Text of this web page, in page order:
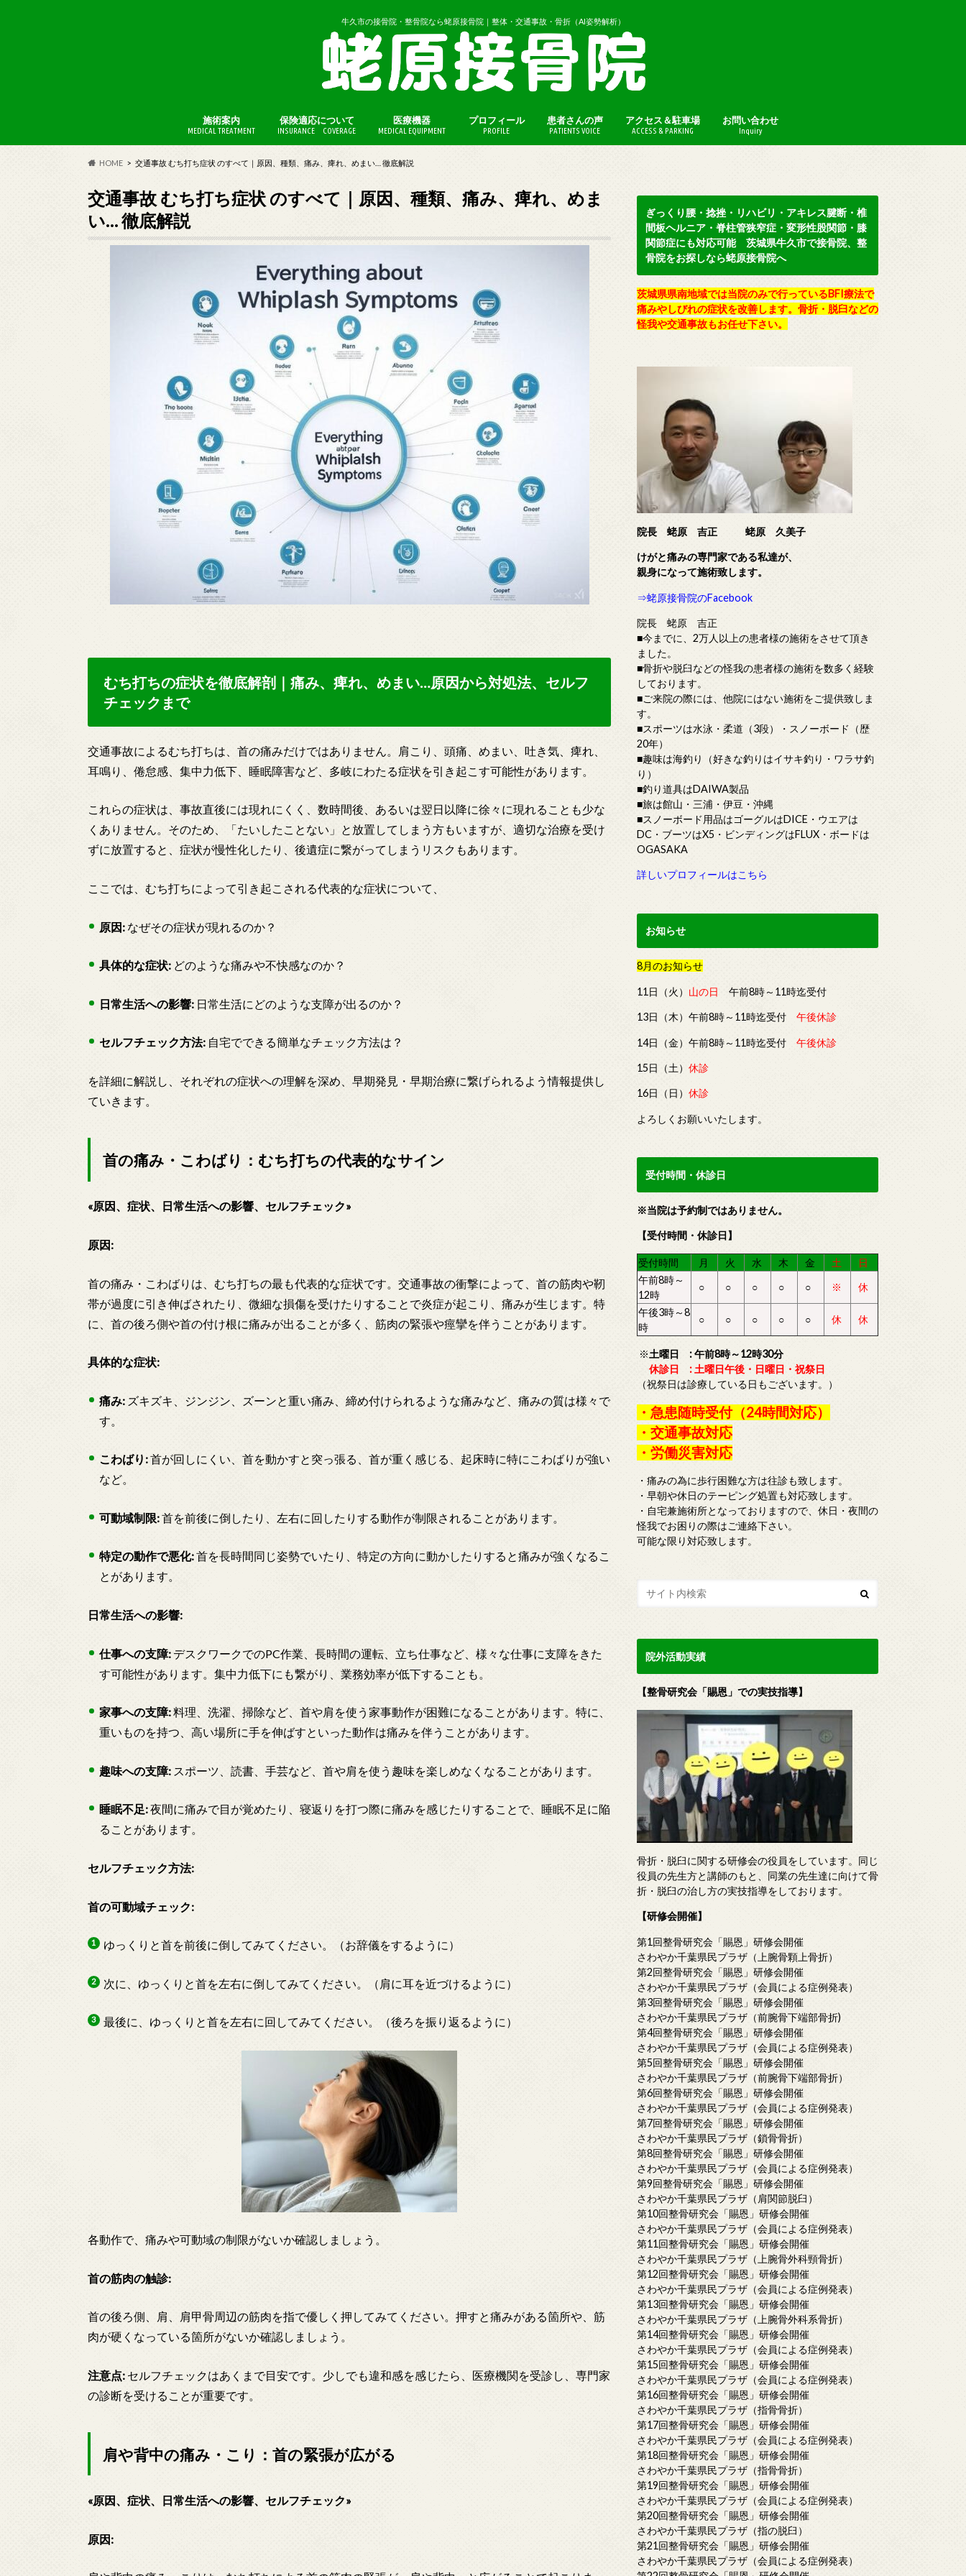
牛久市の接骨院・整骨院なら蛯原接骨院｜整体・交通事故・骨折（AI姿勢解析）
施術案内
MEDICAL TREATMENT
保険適応について
INSURANCE COVERAGE
医療機器
MEDICAL EQUIPMENT
プロフィール
PROFILE
患者さんの声
PATIENTS VOICE
アクセス＆駐車場
ACCESS & PARKING
お問い合わせ
Inquiry
HOME 交通事故 むち打ち症状 のすべて｜原因、種類、痛み、痺れ、めまい… 徹底解説
交通事故 むち打ち症状 のすべて｜原因、種類、痛み、痺れ、めま
い… 徹底解説
むち打ちの症状を徹底解剖｜痛み、痺れ、めまい…原因から対処法、セルフ
チェックまで
交通事故によるむち打ちは、首の痛みだけではありません。肩こり、頭痛、めまい、吐き気、痺れ、
耳鳴り、倦怠感、集中力低下、睡眠障害など、多岐にわたる症状を引き起こす可能性があります。
これらの症状は、事故直後には現れにくく、数時間後、あるいは翌日以降に徐々に現れることも少な
くありません。そのため、「たいしたことない」と放置してしまう方もいますが、適切な治療を受け
ずに放置すると、症状が慢性化したり、後遺症に繋がってしまうリスクもあります。
ここでは、むち打ちによって引き起こされる代表的な症状について、
原因: なぜその症状が現れるのか？
具体的な症状: どのような痛みや不快感なのか？
日常生活への影響: 日常生活にどのような支障が出るのか？
セルフチェック方法: 自宅でできる簡単なチェック方法は？
を詳細に解説し、それぞれの症状への理解を深め、早期発見・早期治療に繋げられるよう情報提供し
ていきます。
首の痛み・こわばり：むち打ちの代表的なサイン
«原因、症状、日常生活への影響、セルフチェック»
原因:
首の痛み・こわばりは、むち打ちの最も代表的な症状です。交通事故の衝撃によって、首の筋肉や靭
帯が過度に引き伸ばされたり、微細な損傷を受けたりすることで炎症が起こり、痛みが生じます。特
に、首の後ろ側や首の付け根に痛みが出ることが多く、筋肉の緊張や痙攣を伴うことがあります。
具体的な症状:
痛み: ズキズキ、ジンジン、ズーンと重い痛み、締め付けられるような痛みなど、痛みの質は様々で
す。
こわばり:首が回しにくい、首を動かすと突っ張る、首が重く感じる、起床時に特にこわばりが強い
など。
可動域制限:首を前後に倒したり、左右に回したりする動作が制限されることがあります。
特定の動作で悪化:首を長時間同じ姿勢でいたり、特定の方向に動かしたりすると痛みが強くなるこ
とがあります。
日常生活への影響:
仕事への支障: デスクワークでのPC作業、長時間の運転、立ち仕事など、様々な仕事に支障をきた
す可能性があります。集中力低下にも繋がり、業務効率が低下することも。
家事への支障:料理、洗濯、掃除など、首や肩を使う家事動作が困難になることがあります。特に、
重いものを持つ、高い場所に手を伸ばすといった動作は痛みを伴うことがあります。
趣味への支障: スポーツ、読書、手芸など、首や肩を使う趣味を楽しめなくなることがあります。
睡眠不足:夜間に痛みで目が覚めたり、寝返りを打つ際に痛みを感じたりすることで、睡眠不足に陥
ることがあります。
セルフチェック方法:
首の可動域チェック:
ゆっくりと首を前後に倒してみてください。（お辞儀をするように）
次に、ゆっくりと首を左右に倒してみてください。（肩に耳を近づけるように）
最後に、ゆっくりと首を左右に回してみてください。（後ろを振り返るように）
各動作で、痛みや可動域の制限がないか確認しましょう。
首の筋肉の触診:
首の後ろ側、肩、肩甲骨周辺の筋肉を指で優しく押してみてください。押すと痛みがある箇所や、筋
肉が硬くなっている箇所がないか確認しましょう。
注意点: セルフチェックはあくまで目安です。少しでも違和感を感じたら、医療機関を受診し、専門家
の診断を受けることが重要です。
肩や背中の痛み・こり：首の緊張が広がる
«原因、症状、日常生活への影響、セルフチェック»
原因:
ぎっくり腰・捻挫・リハビリ・アキレス腱断・椎
間板ヘルニア・脊柱管狭窄症・変形性股関節・膝
関節症にも対応可能 茨城県牛久市で接骨院、整
骨院をお探しなら蛯原接骨院へ
茨城県県南地域では当院のみで行っているBFI療法で
痛みやしびれの症状を改善します。骨折・脱臼などの
怪我や交通事故もお任せ下さい。
院長 蛯原 吉正 蛯原 久美子
けがと痛みの専門家である私達が、
親身になって施術致します。
⇒蛯原接骨院のFacebook
院長 蛯原 吉正
■今までに、2万人以上の患者様の施術をさせて頂き
ました。
■骨折や脱臼などの怪我の患者様の施術を数多く経験
しております。
■ご来院の際には、他院にはない施術をご提供致しま
す。
■スポーツは水泳・柔道（3段）・スノーボード（歴
20年）
■趣味は海釣り（好きな釣りはイサキ釣り・ワラサ釣
り）
■釣り道具はDAIWA製品
■旅は館山・三浦・伊豆・沖縄
■スノーボード用品はゴーグルはDICE・ウエアは
DC・ブーツはX5・ビンディングはFLUX・ボードは
OGASAKA
詳しいプロフィールはこちら
お知らせ
8月のお知らせ
11日（火） 山の日 午前8時～11時迄受付
13日（木）午前8時～11時迄受付 午後休診
14日（金）午前8時～11時迄受付 午後休診
15日（土） 休診
16日（日） 休診
よろしくお願いいたします。
受付時間・休診日
※当院は予約制ではありません。
【受付時間・休診日】
受付時間 月 火 水 木 金 土
日
午前8時～
12時
○ ○ ○ ○ ○ ※ 休
午後3時～8
時
○ ○ ○ ○ ○ 休 休
※土曜日 : 午前8時～12時30分
休診日 : 土曜日午後・日曜日・祝祭日
（祝祭日は診療している日もございます。）
・急患随時受付（24時間対応）
・交通事故対応
・労働災害対応
・痛みの為に歩行困難な方は往診も致します。
・早朝や休日のテーピング処置も対応致します。
・自宅兼施術所となっておりますので、休日・夜間の
怪我でお困りの際はご連絡下さい。
可能な限り対応致します。
院外活動実績
【整骨研究会「賜恩」での実技指導】
骨折・脱臼に関する研修会の役員をしています。同じ
役員の先生方と講師のもと、同業の先生達に向けて骨
折・脱臼の治し方の実技指導をしております。
【研修会開催】
第1回整骨研究会「賜恩」研修会開催
さわやか千葉県民プラザ（上腕骨顆上骨折）
第2回整骨研究会「賜恩」研修会開催
さわやか千葉県民プラザ（会員による症例発表）
第3回整骨研究会「賜恩」研修会開催
さわやか千葉県民プラザ（前腕骨下端部骨折)
第4回整骨研究会「賜恩」研修会開催
さわやか千葉県民プラザ（会員による症例発表）
第5回整骨研究会「賜恩」研修会開催
さわやか千葉県民プラザ（前腕骨下端部骨折）
第6回整骨研究会「賜恩」研修会開催
さわやか千葉県民プラザ（会員による症例発表）
第7回整骨研究会「賜恩」研修会開催
さわやか千葉県民プラザ（鎖骨骨折）
第8回整骨研究会「賜恩」研修会開催
さわやか千葉県民プラザ（会員による症例発表）
第9回整骨研究会「賜恩」研修会開催
さわやか千葉県民プラザ（肩関節脱臼）
第10回整骨研究会「賜恩」研修会開催
さわやか千葉県民プラザ（会員による症例発表）
第11回整骨研究会「賜恩」研修会開催
さわやか千葉県民プラザ（上腕骨外科頸骨折）
第12回整骨研究会「賜恩」研修会開催
さわやか千葉県民プラザ（会員による症例発表）
第13回整骨研究会「賜恩」研修会開催
さわやか千葉県民プラザ（上腕骨外科系骨折）
第14回整骨研究会「賜恩」研修会開催
さわやか千葉県民プラザ（会員による症例発表）
第15回整骨研究会「賜恩」研修会開催
さわやか千葉県民プラザ（会員による症例発表）
第16回整骨研究会「賜恩」研修会開催
さわやか千葉県民プラザ（指骨骨折）
第17回整骨研究会「賜恩」研修会開催
さわやか千葉県民プラザ（会員による症例発表）
第18回整骨研究会「賜恩」研修会開催
さわやか千葉県民プラザ（指骨骨折）
第19回整骨研究会「賜恩」研修会開催
さわやか千葉県民プラザ（会員による症例発表）
第20回整骨研究会「賜恩」研修会開催
さわやか千葉県民プラザ（指の脱臼）
第21回整骨研究会「賜恩」研修会開催
さわやか千葉県民プラザ（会員による症例発表）